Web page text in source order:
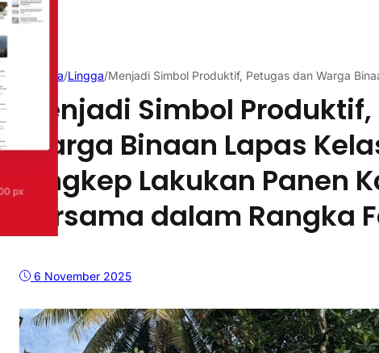
Beranda/Lingga/Menjadi Simbol Produktif, Petugas dan Warga
Menjadi Simbol
Warga Binaan Lapas
Singkep Lakukan Panen
Bersama dalam Rangka
6 November 2025